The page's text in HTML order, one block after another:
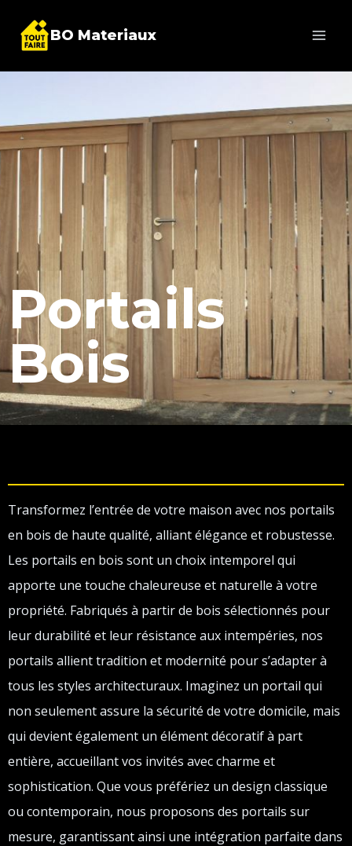
BO Materiaux
Portails
Bois
Transformez l’entrée de votre maison avec nos portails
en bois de haute qualité, alliant élégance et robustesse.
Les portails en bois sont un choix intemporel qui
apporte une touche chaleureuse et naturelle à votre
propriété. Fabriqués à partir de bois sélectionnés pour
leur durabilité et leur résistance aux intempéries, nos
portails allient tradition et modernité pour s’adapter à
tous les styles architecturaux. Imaginez un portail qui
non seulement assure la sécurité de votre domicile, mais
qui devient également un élément décoratif à part
entière, accueillant vos invités avec charme et
sophistication. Que vous préfériez un design classique
ou contemporain, nous proposons des portails sur
mesure, garantissant ainsi une intégration parfaite dans